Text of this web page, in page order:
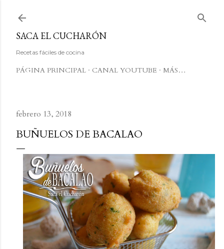
SACA EL CUCHARÓN
Recetas fáciles de cocina
PÁGINA PRINCIPAL CANAL YOUTUBE MÁS…
febrero 13, 2018
BUÑUELOS DE BACALAO